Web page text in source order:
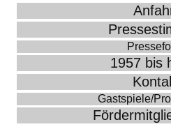
1957 bis
Gastspiele/